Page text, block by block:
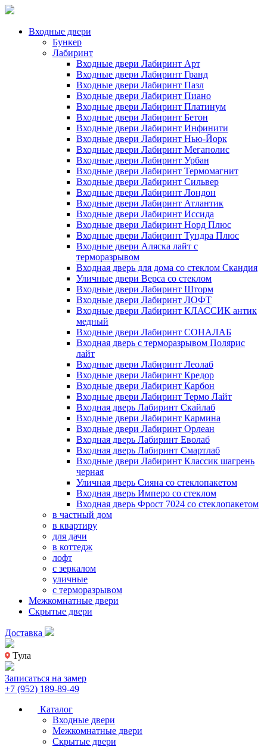
Входные двери
Бункер
Лабиринт
Входные двери Лабиринт Арт
Входные двери Лабиринт Гранд
Входные двери Лабиринт Пазл
Входные двери Лабиринт Пиано
Входные двери Лабиринт Платинум
Входные двери Лабиринт Бетон
Входные двери Лабиринт Инфинити
Входные двери Лабиринт Нью-Йорк
Входные двери Лабиринт Мегаполис
Входные двери Лабиринт Урбан
Входные двери Лабиринт Термомагнит
Входные двери Лабиринт Сильвер
Входные двери Лабиринт Лондон
Входные двери Лабиринт Атлантик
Входные двери Лабиринт Иссида
Входные двери Лабиринт Норд Плюс
Входные двери Лабиринт Тундра Плюс
Входные двери Аляска лайт с
терморазрывом
Входная дверь для дома со стеклом Скандия
Уличные двери Верса со стеклом
Входные двери Лабиринт Шторм
Входные двери Лабиринт ЛОФТ
Входные двери Лабиринт КЛАССИК антик
медный
Входные двери Лабиринт СОНАЛАБ
Входная дверь с терморазрывом Полярис
лайт
Входные двери Лабиринт Леолаб
Входные двери Лабиринт Кредор
Входные двери Лабиринт Карбон
Входные двери Лабиринт Термо Лайт
Входная дверь Лабиринт Скайлаб
Входные двери Лабиринт Кармина
Входные двери Лабиринт Орлеан
Входная дверь Лабиринт Еволаб
Входная дверь Лабиринт Смартлаб
Входные двери Лабиринт Классик шагрень
черная
Уличная дверь Сияна со стеклопакетом
Входная дверь Имперо со стеклом
Входная дверь Фрост 7024 со стеклопакетом
в частный дом
в квартиру
для дачи
в коттедж
лофт
с зеркалом
уличные
с терморазрывом
Межкомнатные двери
Скрытые двери
Доставка
Тула
Записаться на замер
+7 (952) 189-89-49
Каталог
Входные двери
Межкомнатные двери
Скрытые двери